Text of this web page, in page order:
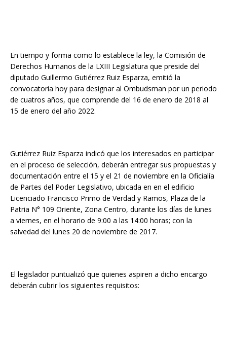
En tiempo y forma como lo establece la ley, la Comisión de
Derechos Humanos de la LXIII Legislatura que preside del
diputado Guillermo Gutiérrez Ruiz Esparza, emitió la
convocatoria hoy para designar al Ombudsman por un periodo
de cuatros años, que comprende del 16 de enero de 2018 al
15 de enero del año 2022.
Gutiérrez Ruiz Esparza indicó que los interesados en participar
en el proceso de selección, deberán entregar sus propuestas y
documentación entre el 15 y el 21 de noviembre en la Oficialía
de Partes del Poder Legislativo, ubicada en en el edificio
Licenciado Francisco Primo de Verdad y Ramos, Plaza de la
Patria N° 109 Oriente, Zona Centro, durante los días de lunes
a viernes, en el horario de 9:00 a las 14:00 horas; con la
salvedad del lunes 20 de noviembre de 2017.
El legislador puntualizó que quienes aspiren a dicho encargo
deberán cubrir los siguientes requisitos: